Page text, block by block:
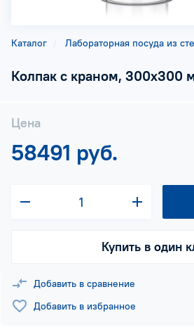
Каталог Лабораторная посуда из
Колпак с краном,
Цена
58491 руб.
Купить в один
Добавить в сравнение
Добавить в избранное